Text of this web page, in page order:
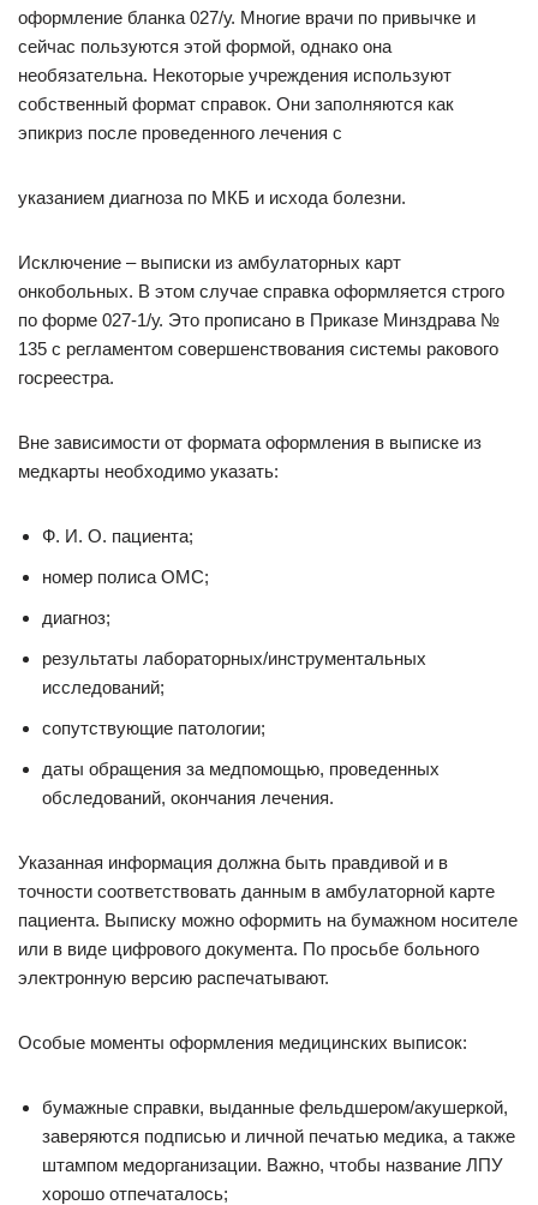
оформление бланка 027/у. Многие врачи по привычке и
сейчас пользуются этой формой, однако она
необязательна. Некоторые учреждения используют
собственный формат справок. Они заполняются как
эпикриз после проведенного лечения с
указанием диагноза по МКБ и исхода болезни.
Исключение – выписки из амбулаторных карт
онкобольных. В этом случае справка оформляется строго
по форме 027-1/у. Это прописано в Приказе Минздрава №
135 с регламентом совершенствования системы ракового
госреестра.
Вне зависимости от формата оформления в выписке из
медкарты необходимо указать:
Ф. И. О. пациента;
номер полиса ОМС;
диагноз;
результаты лабораторных/инструментальных
исследований;
сопутствующие патологии;
даты обращения за медпомощью, проведенных
обследований, окончания лечения.
Указанная информация должна быть правдивой и в
точности соответствовать данным в амбулаторной карте
пациента. Выписку можно оформить на бумажном носителе
или в виде цифрового документа. По просьбе больного
электронную версию распечатывают.
Особые моменты оформления медицинских выписок:
бумажные справки, выданные фельдшером/акушеркой,
заверяются подписью и личной печатью медика, а также
штампом медорганизации. Важно, чтобы название ЛПУ
хорошо отпечаталось;